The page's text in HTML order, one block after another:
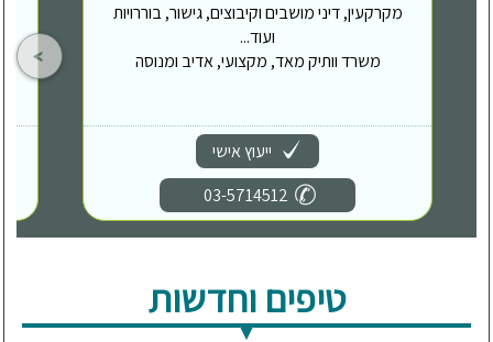
מקרקעין, דיני מושבים וקיבוצים, גישור, בוררויות
ועוד...
משרד וותיק מאד, מקצועי, אדיב ומנוסה
ייעוץ אישי
03-5714512
טיפים וחדשות